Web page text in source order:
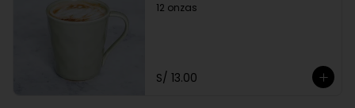
12 onzas
S/ 13.00